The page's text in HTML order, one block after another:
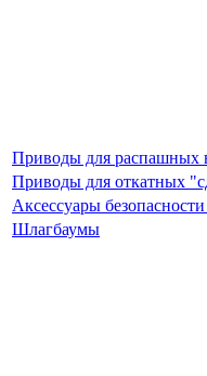
Приводы для распашных
Приводы для откатных
Аксессуары
Шлагбаумы